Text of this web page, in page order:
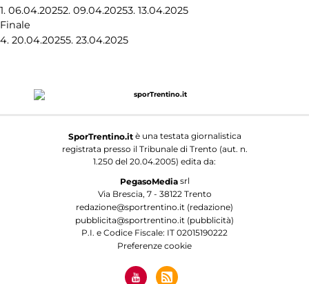
1. 06.04.20252. 09.04.20253. 13.04.2025
Finale
4. 20.04.20255. 23.04.2025
SporTrentino.itè una testata giornalistica
registrata presso il Tribunale di Trento (aut. n.
1.250 del 20.04.2005) edita da:
PegasoMediasrl
Via Brescia, 7 - 38122 Trento
redazione@sportrentino.it (redazione)
pubblicita@sportrentino.it (pubblicità)
P.I. e Codice Fiscale: IT 02015190222
Preferenze cookie